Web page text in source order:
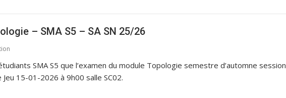
– SMA S5 – SA SN 25/26
SMA S5 que l’examen du module Topologie semestre d’automne session
15-01-2026 à 9h00 salle SC02.